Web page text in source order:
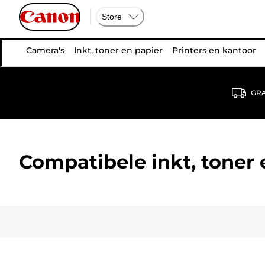
Store
Camera's Inkt, toner en papier Printers en kantoor
Compatibele inkt, toner